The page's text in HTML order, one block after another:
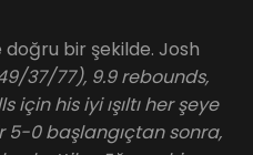
bir şekilde. Josh
37/77), 9.9 rebounds,
için his iyi ışıltı her şeye
5-0 başlangıçtan sonra,